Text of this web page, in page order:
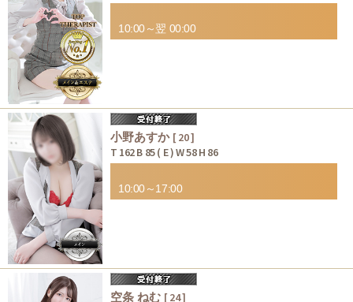
10:00～翌 00:00
小野あすか [ 20 ]
T 162 B 85 ( E ) W 58 H 86
10:00～17:00
空条 ねむ [ 24 ]